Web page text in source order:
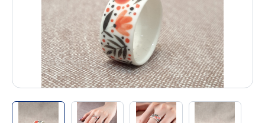
Москва
+7 (495) 680-44-95 /
+7 (495) 680-92-00
.
Написать нам в Телеграм
+7 (925) 294-91-85
,
в MAX